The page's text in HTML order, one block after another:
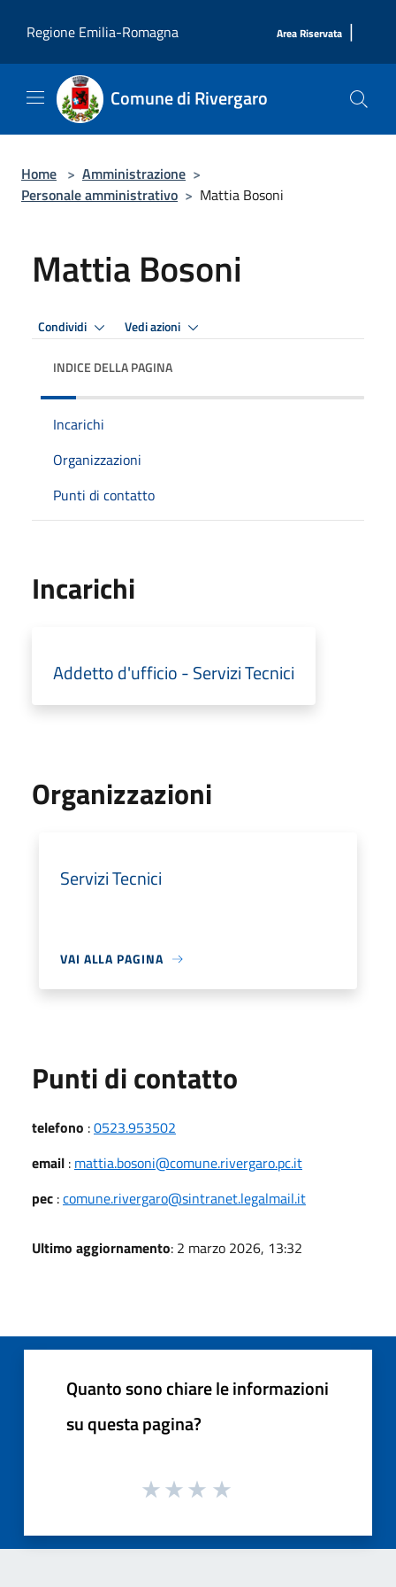
Regione Emilia-Romagna
Area Riservata |
Comune di Rivergaro
Home > Amministrazione >
Personale amministrativo > Mattia Bosoni
Mattia Bosoni
Condividi Vedi azioni
INDICE DELLA PAGINA
Incarichi
Organizzazioni
Punti di contatto
Incarichi
Addetto d'ufficio - Servizi Tecnici
Organizzazioni
Servizi Tecnici
VAI ALLA PAGINA
Punti di contatto
telefono :0523.953502
email : mattia.bosoni@comune.rivergaro.pc.it
pec :comune.rivergaro@sintranet.legalmail.it
Ultimo aggiornamento: 2 marzo 2026, 13:32
Quanto sono chiare le informazioni
su questa pagina?